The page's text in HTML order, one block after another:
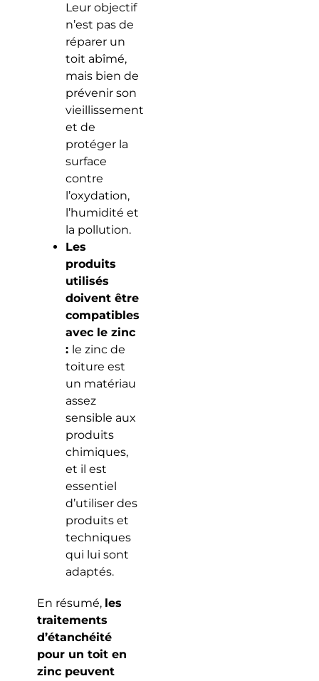
Leur objectif
n’est pas de
réparer un
toit abîmé,
mais bien de
prévenir son
vieillissement
et de
protéger la
surface
contre
l’oxydation,
l’humidité et
la pollution.
Les
produits
utilisés
doivent être
compatibles
avec le zinc
: le zinc de
toiture est
un matériau
assez
sensible aux
produits
chimiques,
et il est
essentiel
d’utiliser des
produits et
techniques
qui lui sont
adaptés.
En résumé, les
traitements
d’étanchéité
pour un toit en
zinc peuvent